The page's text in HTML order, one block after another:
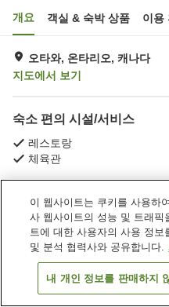
개요 객실 & 숙박 상품 이용
오타와, 온타리오, 캐나다
지도에서 보기
숙소 편의 시설/서비스
레스토랑
체육관
캐나다 온타리오 오
객
이 웹사이트는 쿠키를 사용하
사 웹사이트의 성능 및 트래픽
트에 대한 사용자의 사용 정
및 분석 협력사와 공유합니다.
내 개인 정보를 판매하지